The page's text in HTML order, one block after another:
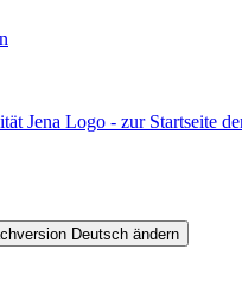
Jena Logo - zur Startseite
Deutsch ändern